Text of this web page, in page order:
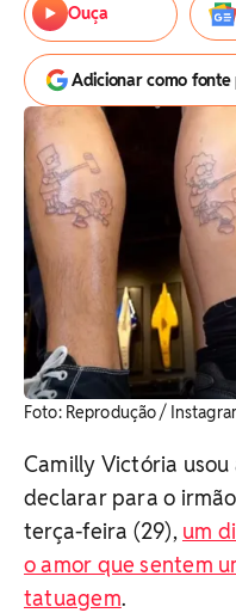
Ouça
Adicionar como
Foto: Reprodução /
Camilly Victória usou
declarar para o
terça-feira (29), um
o amor que sentem
tatuagem.